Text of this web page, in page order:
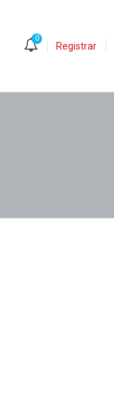
0
Registrar